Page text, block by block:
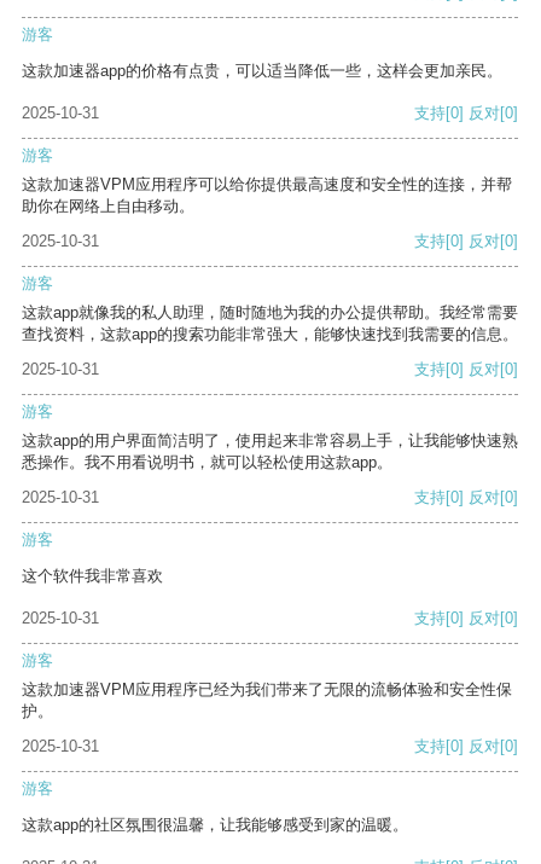
游客
这款加速器app的价格有点贵，可以适当降低一些，这样会更加亲民。
2025-10-31 支持[0] 反对[0]
游客
这款加速器VPM应用程序可以给你提供最高速度和安全性的连接，并帮
助你在网络上自由移动。
2025-10-31
支持[0] 反对[0]
游客
这款app就像我的私人助理，随时随地为我的办公提供帮助。我经常需要
查找资料，这款app的搜索功能非常强大，能够快速找到我需要的信息。
2025-10-31
支持[0] 反对[0]
游客
这款app的用户界面简洁明了，使用起来非常容易上手，让我能够快速熟
悉操作。我不用看说明书，就可以轻松使用这款app。
2025-10-31
支持[0] 反对[0]
游客
这个软件我非常喜欢
2025-10-31 支持[0] 反对[0]
游客
这款加速器VPM应用程序已经为我们带来了无限的流畅体验和安全性保
护。
2025-10-31
支持[0] 反对[0]
游客
这款app的社区氛围很温馨，让我能够感受到家的温暖。